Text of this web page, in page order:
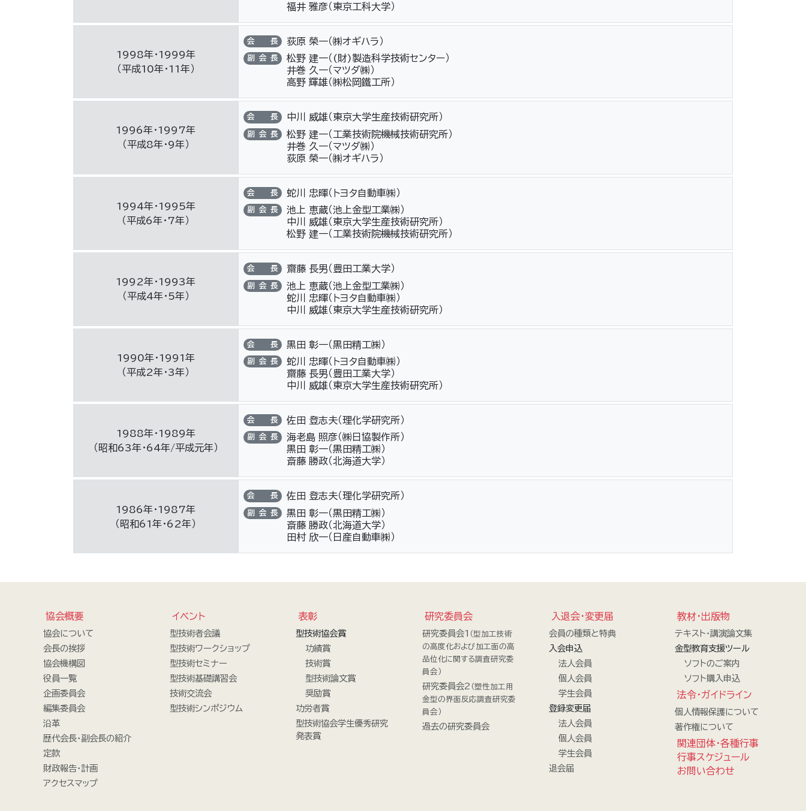
福井 雅彦（東京工科大学）
1998年・1999年
（平成10年・11年）
会長 荻原 榮一（㈱オギハラ）
副会長
松野 建一（(財)製造科学技術センター）
井巻 久一（マツダ㈱）
高野 輝雄（㈱松岡鐵工所）
1996年・1997年
（平成8年・9年）
会長 中川 威雄（東京大学生産技術研究所）
副会長
松野 建一（工業技術院機械技術研究所）
井巻 久一（マツダ㈱）
荻原 榮一（㈱オギハラ）
1994年・1995年
（平成6年・7年）
会長 蛇川 忠暉（トヨタ自動車㈱）
副会長
池上 恵蔵（池上金型工業㈱）
中川 威雄（東京大学生産技術研究所）
松野 建一（工業技術院機械技術研究所）
1992年・1993年
（平成4年・5年）
会長 齋藤 長男（豊田工業大学）
副会長
池上 恵蔵（池上金型工業㈱）
蛇川 忠暉（トヨタ自動車㈱）
中川 威雄（東京大学生産技術研究所）
1990年・1991年
（平成2年・3年）
会長 黒田 彰一（黒田精工㈱）
副会長
蛇川 忠暉（トヨタ自動車㈱）
齋藤 長男（豊田工業大学）
中川 威雄（東京大学生産技術研究所）
1988年・1989年
（昭和63年・64年/平成元年）
会長 佐田 登志夫（理化学研究所）
副会長
海老島 照彦（㈱日協製作所）
黒田 彰一（黒田精工㈱）
斎藤 勝政（北海道大学）
1986年・1987年
（昭和61年・62年）
会長 佐田 登志夫（理化学研究所）
副会長
黒田 彰一（黒田精工㈱）
斎藤 勝政（北海道大学）
田村 欣一（日産自動車㈱）
協会概要
協会について
会長の挨拶
協会機構図
役員一覧
企画委員会
編集委員会
沿革
歴代会長・副会長の紹介
定款
財政報告・計画
アクセスマップ
イベント
型技術者会議
型技術ワークショップ
型技術セミナー
型技術基礎講習会
技術交流会
型技術シンポジウム
表彰
型技術協会賞
功績賞
技術賞
型技術論文賞
奨励賞
功労者賞
型技術協会学生優秀研究
発表賞
研究委員会
研究委員会1 （型加工技術
の高度化および加工面の高
品位化に関する調査研究委
員会）
研究委員会2 （塑性加工用
金型の界面反応調査研究委
員会）
過去の研究委員会
入退会・変更届
会員の種類と特典
入会申込
法人会員
個人会員
学生会員
登録変更届
法人会員
個人会員
学生会員
退会届
教材・出版物
テキスト・講演論文集
金型教育支援ツール
ソフトのご案内
ソフト購入申込
法令・ガイドライン
個人情報保護について
著作権について
関連団体・各種行事
行事スケジュール
お問い合わせ